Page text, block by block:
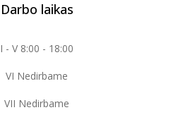
Darbo laikas
I - V 8:00 - 18:00
VI Nedirbame
VII Nedirbame